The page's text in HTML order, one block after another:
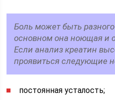
Боль может быть разного
основном она ноющая и
Если анализ креатин
проявиться следующие
постоянная усталость;